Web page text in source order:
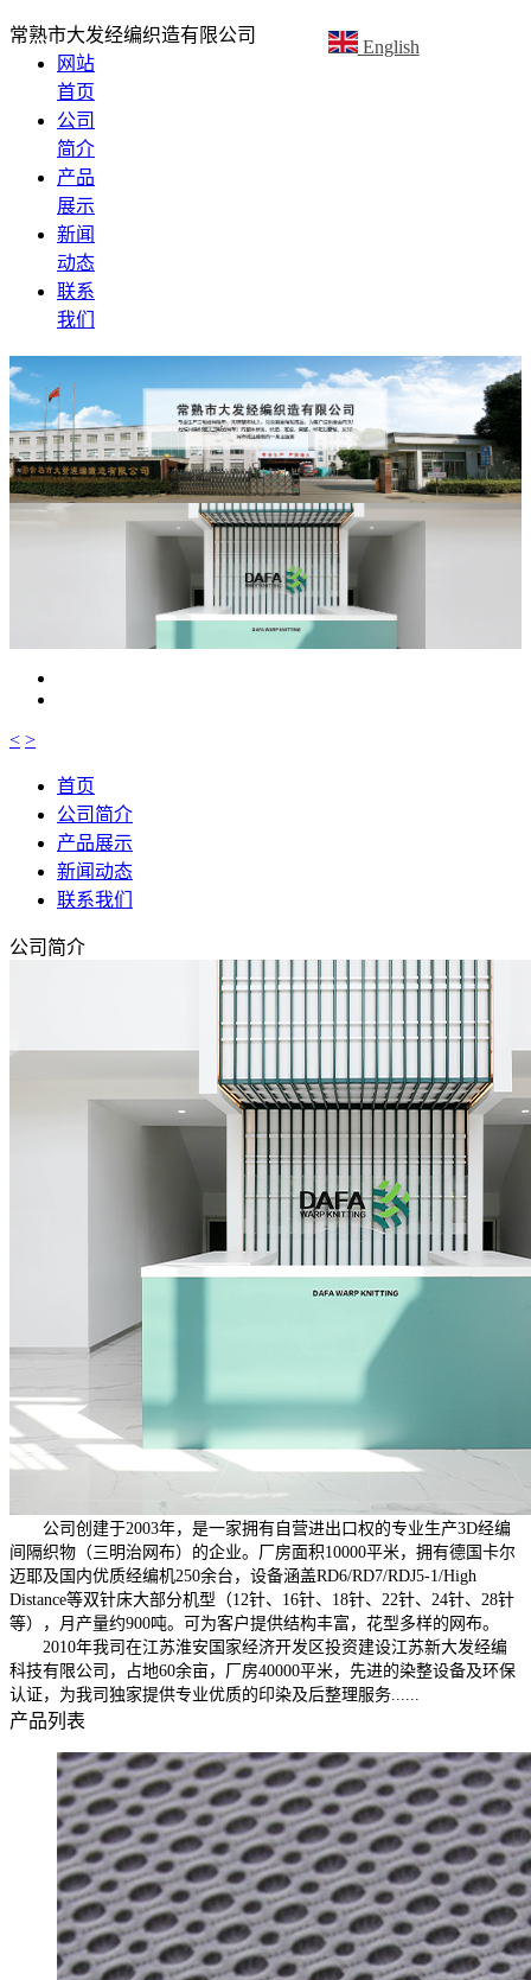
常熟市大发经编织造有限公司
English
网站
首页
公司
简介
产品
展示
新闻
动态
联系
我们
< >
首页
公司简介
产品展示
新闻动态
联系我们
公司简介
公司创建于2003年，是一家拥有自营进出口权的专业生产3D经编
间隔织物（三明治网布）的企业。厂房面积10000平米，拥有德国卡尔
迈耶及国内优质经编机250余台，设备涵盖RD6/RD7/RDJ5-1/High
Distance等双针床大部分机型（12针、16针、18针、22针、24针、28针
等），月产量约900吨。可为客户提供结构丰富，花型多样的网布。
2010年我司在江苏淮安国家经济开发区投资建设江苏新大发经编
科技有限公司，占地60余亩，厂房40000平米，先进的染整设备及环保
认证，为我司独家提供专业优质的印染及后整理服务......
产品列表